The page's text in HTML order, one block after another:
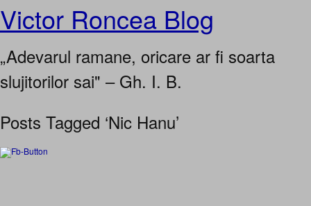
Victor Roncea Blog
„Adevarul ramane, oricare ar fi soarta
slujitorilor sai" – Gh. I. B.
Posts Tagged ‘Nic Hanu’